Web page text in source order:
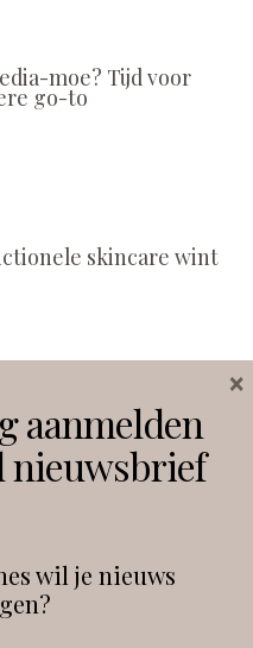
moe? Tijd voor
go-to
skincare wint
Facebook
aanmelden
nieuwsbrief
wil je nieuws
×